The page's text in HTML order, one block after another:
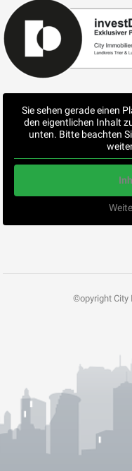
Sie sehen gerade einen
den eigentlichen Inhalt
unten. Bitte beachten
©opyright City